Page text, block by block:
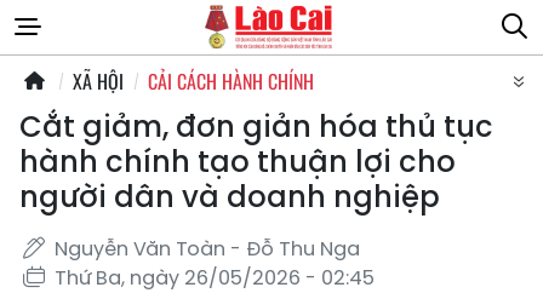
XÃ HỘI CẢI CÁCH HÀNH CHÍNH
Cắt giảm, đơn giản hóa thủ tục
hành chính tạo thuận lợi cho
người dân và doanh nghiệp
Nguyễn Văn Toàn - Đỗ Thu Nga
Thứ Ba, ngày 26/05/2026 - 02:45